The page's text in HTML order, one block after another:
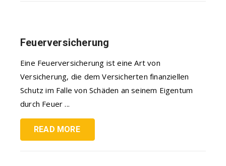
Feuerversicherung
Eine Feuerversicherung ist eine Art von
Versicherung, die dem Versicherten finanziellen
Schutz im Falle von Schäden an seinem Eigentum
durch Feuer ...
READ MORE